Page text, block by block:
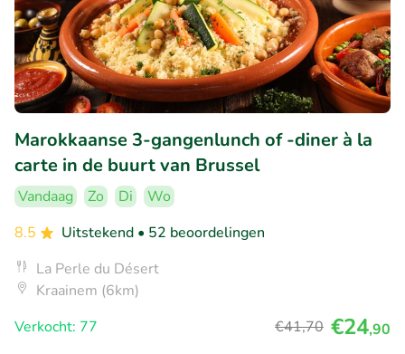
Marokkaanse 3-gangenlunch of -diner à la
carte in de buurt van Brussel
Vandaag Zo Di
Wo
8.5
Uitstekend • 52 beoordelingen
La Perle du Désert
Kraainem (6km)
Verkocht: 77
€41,70 €24,90